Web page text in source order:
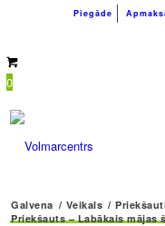
Piegāde
0
Galvena / Veikals /
Priekšauts – Labākais mājas